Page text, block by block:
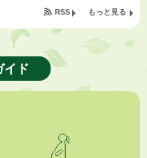
賀中央公民館）講座のお知らせ
設置について
す
もっと見る
RSS
イド